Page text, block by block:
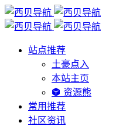
站点推荐
土豪点入
本站主页
资源熊
常用推荐
社区资讯